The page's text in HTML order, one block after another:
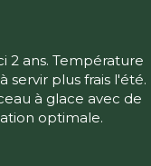
2 ans. Température
servir plus frais l'été.
à glace avec de
optimale.